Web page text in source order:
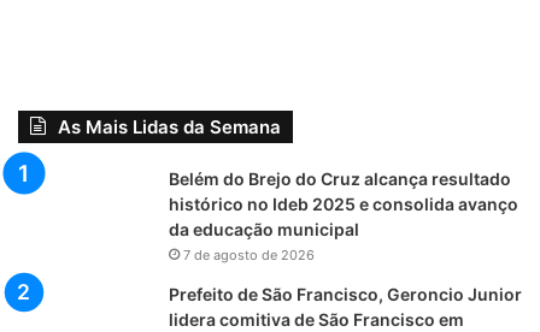
As Mais Lidas da Semana
Belém do Brejo do Cruz alcança resultado
histórico no Ideb 2025 e consolida avanço
da educação municipal
7 de agosto de 2026
Prefeito de São Francisco, Geroncio Junior
lidera comitiva de São Francisco em